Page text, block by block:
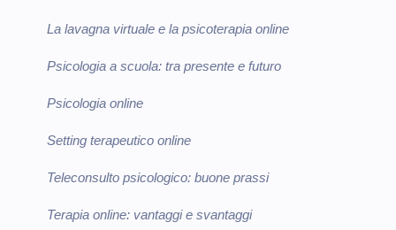
La lavagna virtuale e la psicoterapia online
Psicologia a scuola: tra presente e futuro
Psicologia online
Setting terapeutico online
Teleconsulto psicologico: buone prassi
Terapia online: vantaggi e svantaggi